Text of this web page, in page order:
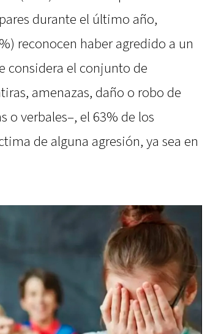
durante el último año,
reconocen haber agredido a un
considera el conjunto de
amenazas, daño o robo de
o verbales–, el 63% de los
de alguna agresión, ya sea en